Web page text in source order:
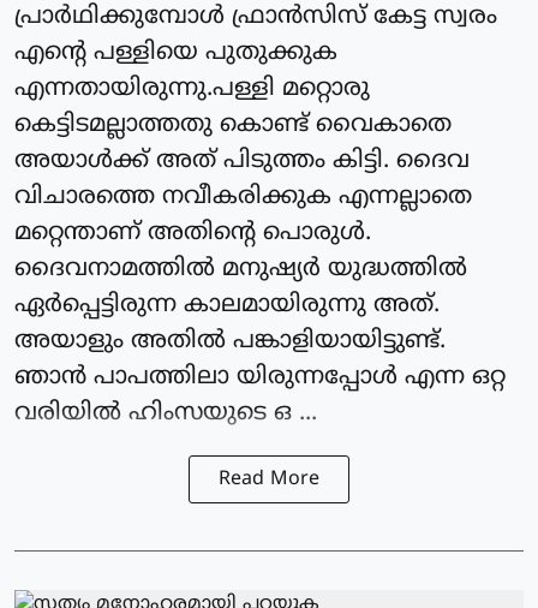
പ്രാർഥിക്കുമ്പോൾ ഫ്രാൻസിസ് കേട്ട സ്വരം
എന്റെ പള്ളിയെ പുതുക്കുക
എന്നതായിരുന്നു.പള്ളി മറ്റൊരു
കെട്ടിടമല്ലാത്തതു കൊണ്ട് വൈകാതെ
അയാൾക്ക് അത് പിടുത്തം കിട്ടി. ദൈവ
വിചാരത്തെ നവീകരിക്കുക എന്നല്ലാതെ
മറ്റെന്താണ് അതിന്റെ പൊരുൾ.
ദൈവനാമത്തിൽ മനുഷ്യർ യുദ്ധത്തിൽ
ഏർപ്പെട്ടിരുന്ന കാലമായിരുന്നു അത്.
അയാളും അതിൽ പങ്കാളിയായിട്ടുണ്ട്.
ഞാൻ പാപത്തിലാ യിരുന്നപ്പോൾ എന്ന ഒറ്റ
വരിയിൽ ഹിംസയുടെ ഒ ...
Read More